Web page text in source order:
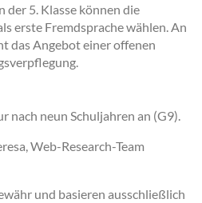
der 5. Klasse können die
erste Fremdsprache wählen. An
das Angebot einer offenen
nach neun Schuljahren an (G9).
Web-Research-Team
und basieren ausschließlich